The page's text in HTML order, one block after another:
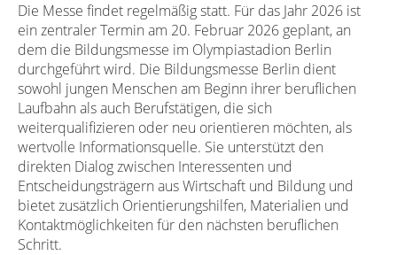
Die Messe findet regelmäßig statt. Für das Jahr 2026 ist
ein zentraler Termin am 20. Februar 2026 geplant, an
dem die Bildungsmesse im Olympiastadion Berlin
durchgeführt wird. Die Bildungsmesse Berlin dient
sowohl jungen Menschen am Beginn ihrer beruflichen
Laufbahn als auch Berufstätigen, die sich
weiterqualifizieren oder neu orientieren möchten, als
wertvolle Informationsquelle. Sie unterstützt den
direkten Dialog zwischen Interessenten und
Entscheidungsträgern aus Wirtschaft und Bildung und
bietet zusätzlich Orientierungshilfen, Materialien und
Kontaktmöglichkeiten für den nächsten beruflichen
Schritt.